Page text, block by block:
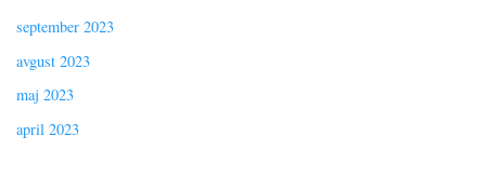
september 2023
avgust 2023
maj 2023
april 2023